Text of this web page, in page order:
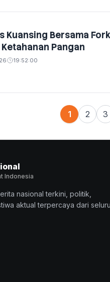
Kuansing Bersama
Pangan
19:52:00
1 2 3
Indonesia
nasional terkini, politik,
aktual terpercaya dari